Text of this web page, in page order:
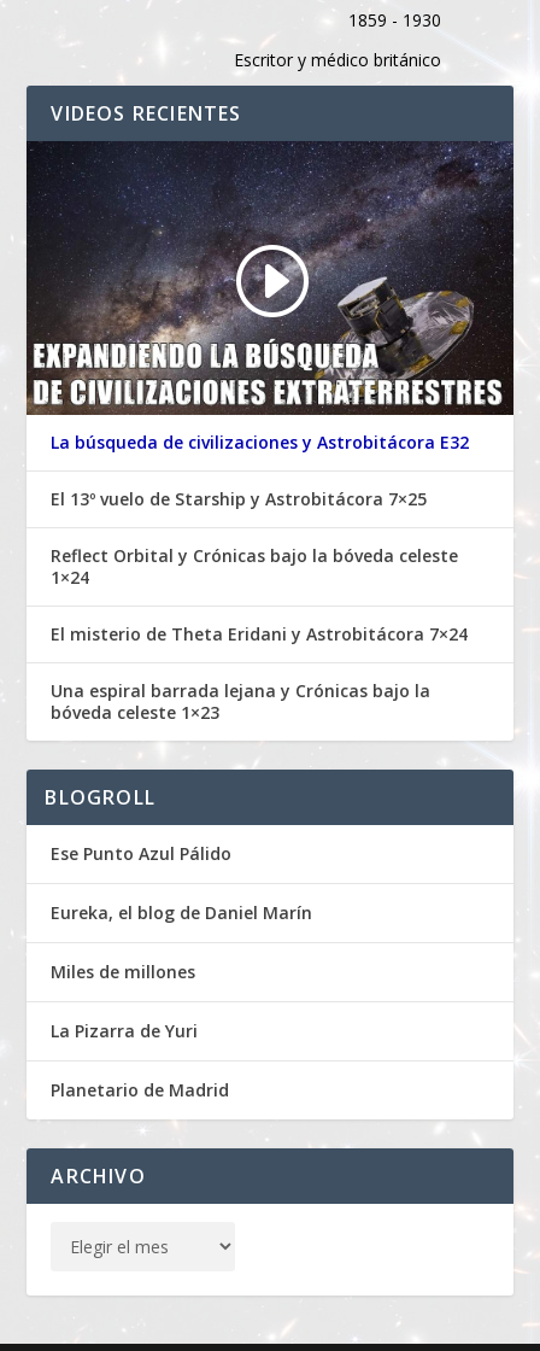
1859 - 1930
Escritor y médico británico
VIDEOS RECIENTES
La búsqueda de civilizaciones y Astrobitácora E32
El 13º vuelo de Starship y Astrobitácora 7×25
Reflect Orbital y Crónicas bajo la bóveda celeste
1×24
El misterio de Theta Eridani y Astrobitácora 7×24
Una espiral barrada lejana y Crónicas bajo la
bóveda celeste 1×23
BLOGROLL
Ese Punto Azul Pálido
Eureka, el blog de Daniel Marín
Miles de millones
La Pizarra de Yuri
Planetario de Madrid
ARCHIVO